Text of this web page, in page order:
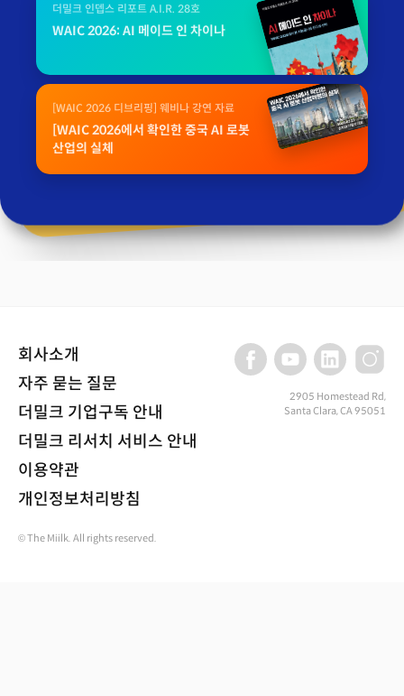
더밀크 인뎁스 리포트 A.I.R. 28호
WAIC 2026: AI 메이드 인 차이나
[WAIC 2026 디브리핑] 웨비나 강연 자료
[WAIC 2026에서 확인한 중국 AI 로봇
산업의 실체
회사소개
자주 묻는 질문
더밀크 기업구독 안내
더밀크 리서치 서비스 안내
이용약관
개인정보처리방침
2905 Homestead Rd,
Santa Clara, CA 95051
© The Miilk. All rights reserved.